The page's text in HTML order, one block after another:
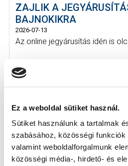
Ez a weboldal sütiket használ.
Sütiket használunk a tartalmak
szabásához, közösségi funkciók
valamint weboldalforgalmunk
közösségi média-, hirdető- és
ZAJLIK A
BAJNOKIKRA
2026-07-13
Az online jegyárusítás idén is
KÖVETKEZŐ MÉRKŐZÉS